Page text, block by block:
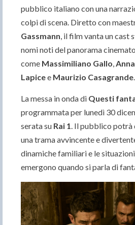
pubblico italiano con una
colpi di scena. Diretto con
Gassmann, il film vanta un cast
nomi noti del panorama
come Massimiliano Gallo,
Lapicee Maurizio Casagrande.
La messa in onda di Questi
programmata per lunedì 30
serata su Rai 1. Il pubblico potrà
una trama avvincente e
dinamiche familiari e le
emergono quando si parla di